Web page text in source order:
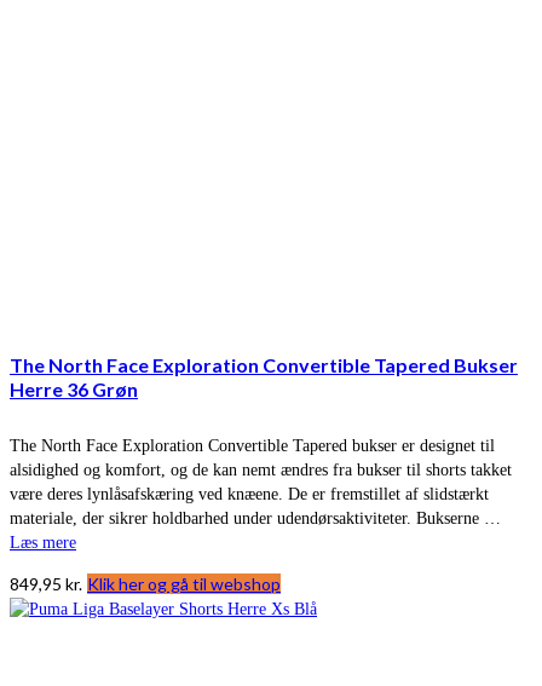
The North Face Exploration Convertible Tapered Bukser
Herre 36 Grøn
The North Face Exploration Convertible Tapered bukser er designet til
alsidighed og komfort, og de kan nemt ændres fra bukser til shorts takket
være deres lynlåsafskæring ved knæene. De er fremstillet af slidstærkt
materiale, der sikrer holdbarhed under udendørsaktiviteter. Bukserne …
Læs mere
849,95 kr. Klik her og gå til webshop